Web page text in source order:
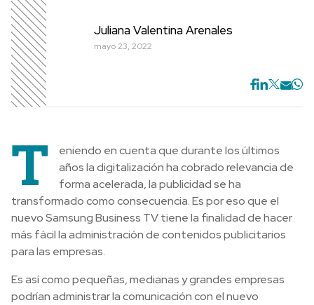
Juliana Valentina Arenales
mayo 23, 2022
T
eniendo en cuenta que durante los últimos
años la digitalización ha cobrado relevancia de
forma acelerada, la publicidad se ha
transformado como consecuencia. Es por eso que el
nuevo Samsung Business TV tiene la finalidad de hacer
más fácil la administración de contenidos publicitarios
para las empresas.
Es así como pequeñas, medianas y grandes empresas
podrían administrar la comunicación con el nuevo